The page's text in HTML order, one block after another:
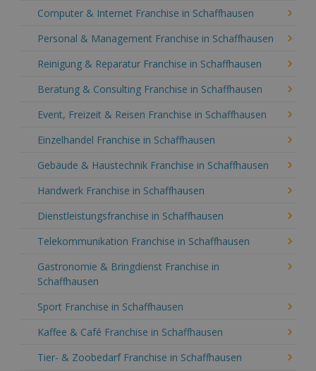
Computer & Internet Franchise in Schaffhausen
Personal & Management Franchise in Schaffhausen
Reinigung & Reparatur Franchise in Schaffhausen
Beratung & Consulting Franchise in Schaffhausen
Event, Freizeit & Reisen Franchise in Schaffhausen
Einzelhandel Franchise in Schaffhausen
Gebäude & Haustechnik Franchise in Schaffhausen
Handwerk Franchise in Schaffhausen
Dienstleistungsfranchise in Schaffhausen
Telekommunikation Franchise in Schaffhausen
Gastronomie & Bringdienst Franchise in
Schaffhausen
Sport Franchise in Schaffhausen
Kaffee & Café Franchise in Schaffhausen
Tier- & Zoobedarf Franchise in Schaffhausen